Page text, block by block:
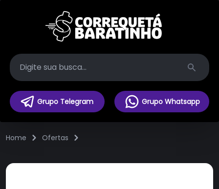
Search
Grupo Telegram Grupo Whatsapp
Home Ofertas